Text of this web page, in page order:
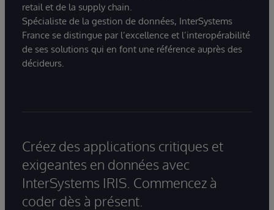
retail et de la supply chain.
Spécialiste de la gestion de données, InterSystems
France se distingue par l’excellence et l’interopérabilité
de ses solutions qui en font une référence auprès des
décideurs.
Créez des applications critiques et
exigeantes en données avec
InterSystems IRIS. Commencez à
coder dès à présent.